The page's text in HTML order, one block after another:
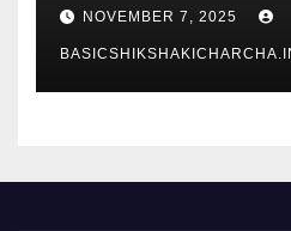
NOVEMBER 7, 2025